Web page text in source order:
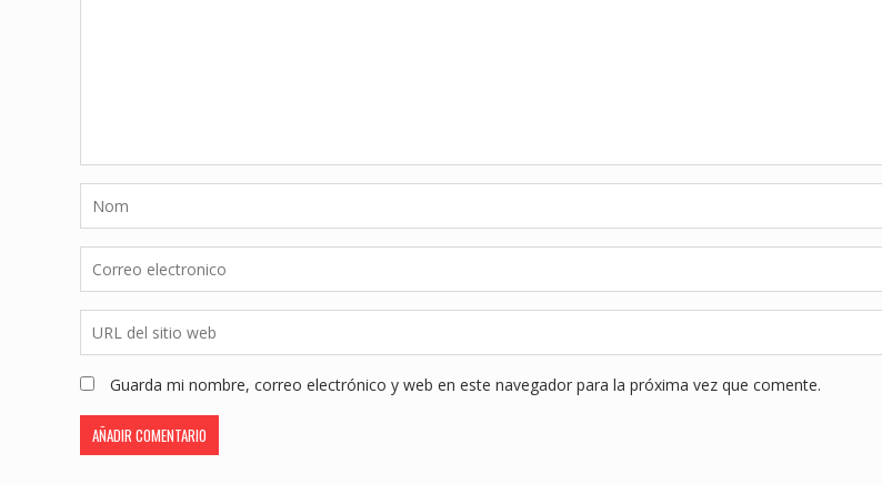
Guarda mi nombre, correo electrónico y web en este navegador para la próxima vez que comente.